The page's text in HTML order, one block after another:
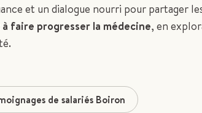
et un dialogue nourri pour partager
faire progresser la médecine, en
de salariés Boiron